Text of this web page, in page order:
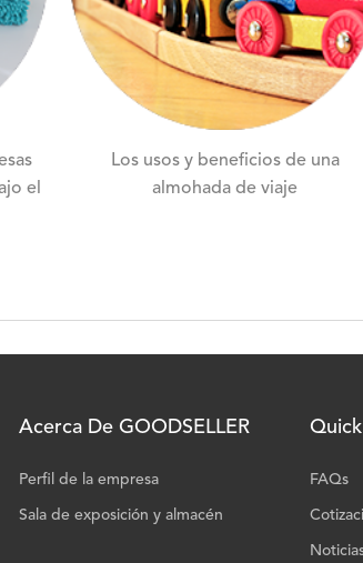
el
Los usos y beneficios de una
almohada de viaje
Acerca De GOODSELLER
Perfil de la empresa
Sala de exposición y almacén
FAQs